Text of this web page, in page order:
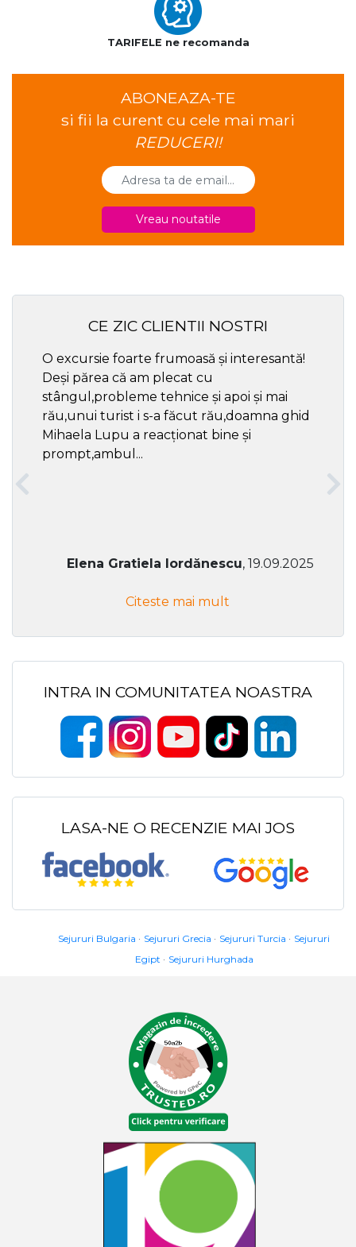
TARIFELE ne recomanda
ABONEAZA-TE
si fii la curent cu cele mai mari
REDUCERI!
Vreau noutatile
CE ZIC CLIENTII NOSTRI
O excursie foarte frumoasă și interesantă!
Deși părea că am plecat cu
stângul,probleme tehnice și apoi și mai
rău,unui turist i s-a făcut rău,doamna ghid
Mihaela Lupu a reacționat bine și
prompt,ambul...
Elena Gratiela Iordănescu, 19.09.2025
Citeste mai mult
INTRA IN COMUNITATEA NOASTRA
LASA-NE O RECENZIE MAI JOS
Sejururi Bulgaria Sejururi Grecia Sejururi Turcia
Sejururi
Egipt
Sejururi Hurghada